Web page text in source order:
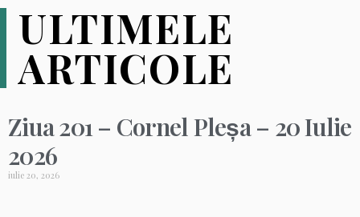
ULTIMELE
ARTICOLE
Ziua 201 – Cornel Pleșa – 20 Iulie
2026
iulie 20, 2026